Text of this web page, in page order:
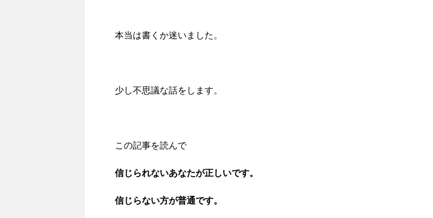
本当は書くか迷いました。
少し不思議な話をします。
この記事を読んで
信じられないあなたが正しいです。
信じらない方が普通です。